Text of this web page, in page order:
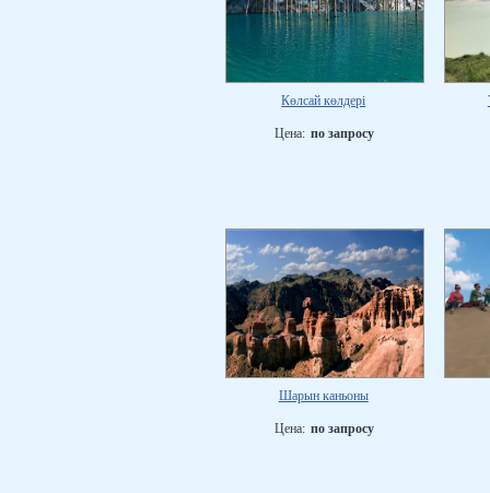
Көлсай көлдері
Цена: по запросу
Шарын каньоны
Цена: по запросу